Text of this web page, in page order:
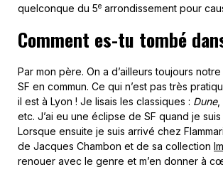
quelconque du 5e arrondissement pour
Comment es-tu tombé
Par mon père. On a d’ailleurs toujours
SF en commun. Ce qui n’est pas très
il est à Lyon ! Je lisais les classiques : Dune,
etc. J’ai eu une éclipse de SF quand je
Lorsque ensuite je suis arrivé chez
de Jacques Chambon et de sa collection
renouer avec le genre et m’en donner à